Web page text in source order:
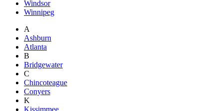
Windsor
Winnipeg
A
Ashburn
Atlanta
B
Bridgewater
C
Chincoteague
Conyers
K